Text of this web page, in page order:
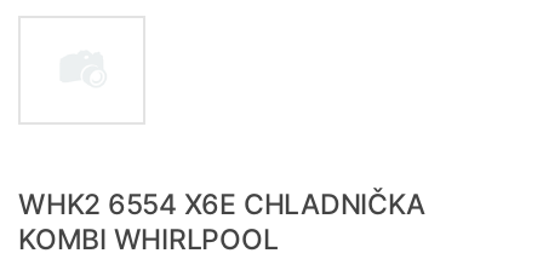
WHK2 6554 X6E CHLADNIČKA
KOMBI WHIRLPOOL